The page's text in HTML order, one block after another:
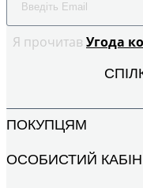
Я прочитав Угода
ПОКУПЦЯМ
ОСОБИСТИЙ